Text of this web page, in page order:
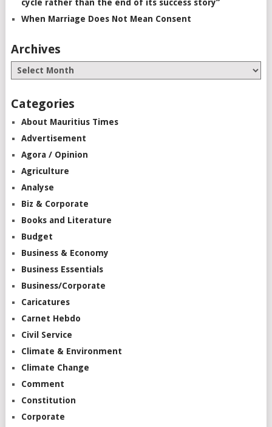
cycle rather than the end of its success story”
When Marriage Does Not Mean Consent
Archives
Categories
About Mauritius Times
Advertisement
Agora / Opinion
Agriculture
Analyse
Biz & Corporate
Books and Literature
Budget
Business & Economy
Business Essentials
Business/Corporate
Caricatures
Carnet Hebdo
Civil Service
Climate & Environment
Climate Change
Comment
Constitution
Corporate